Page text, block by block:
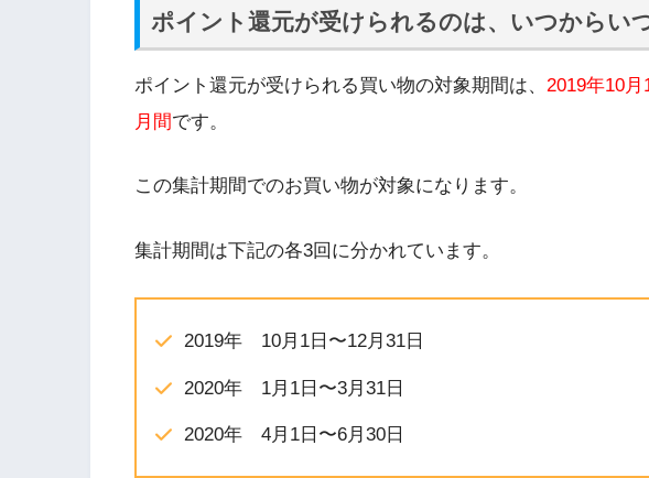
ポイント還元が受けられるのは、いつからい
ポイント還元が受けられる買い物の対象期間は、 2019年10
月間です。
この集計期間でのお買い物が対象になります。
集計期間は下記の各3回に分かれています。
2019年 10月1日〜12月31日
2020年 1月1日〜3月31日
2020年 4月1日〜6月30日